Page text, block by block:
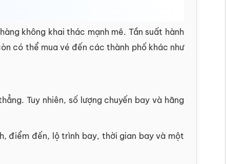
không khai thác mạnh mẽ. Tần suất hành
có thể mua vé đến các thành phố khác như
Tuy nhiên, số lượng chuyến bay và hãng
điểm đến, lộ trình bay, thời gian bay và một